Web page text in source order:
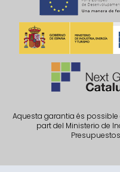
Aquesta garantia és possible
part del Ministerio de